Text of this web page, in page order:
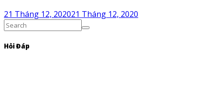
21 Tháng 12, 202021 Tháng 12, 2020
Hỏi Đáp